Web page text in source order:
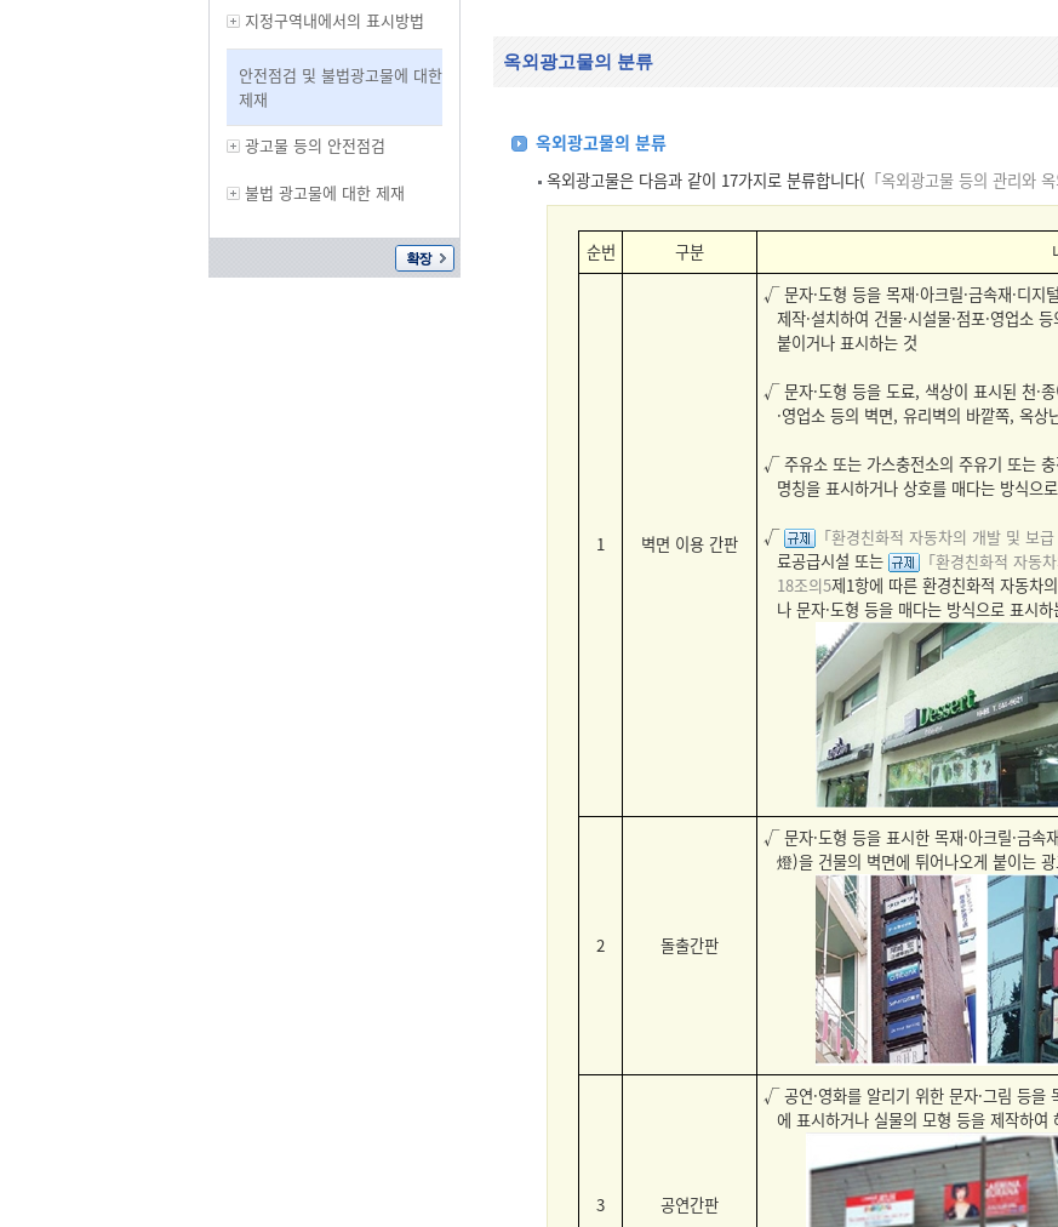
지정구역내에서의 표시방법
안전점검 및 불법광고물에 대한
제재
광고물 등의 안전점검
불법 광고물에 대한 제재
옥외광고물의 분류
옥외광고물의 분류
옥외광고물은 다음과 같이 17가지로 분류합니다( 「옥외광고물 등의 관리와
순번 구분
1 벽면 이용 간판
√ 문자·도형 등을 목재·아크릴·금속재·디
제작·설치하여 건물·시설물·점포·영업소
붙이거나 표시하는 것
√ 문자·도형 등을 도료, 색상이 표시된 천·종
·영업소 등의 벽면, 유리벽의 바깥쪽, 옥상
√ 주유소 또는 가스충전소의 주유기 또는
명칭을 표시하거나 상호를 매다는 방식으
√ 「환경친화적 자동차의 개발 및 보
료공급시설 또는
「환경친화적 자동
18조의5제1항에 따른 환경친화적 자동차
나 문자·도형 등을 매다는 방식으로 표시
2 돌출간판
√ 문자·도형 등을 표시한 목재·아크릴·금속
燈)을 건물의 벽면에 튀어나오게 붙이는
3 공연간판
√ 공연·영화를 알리기 위한 문자·그림 등을
에 표시하거나 실물의 모형 등을 제작하